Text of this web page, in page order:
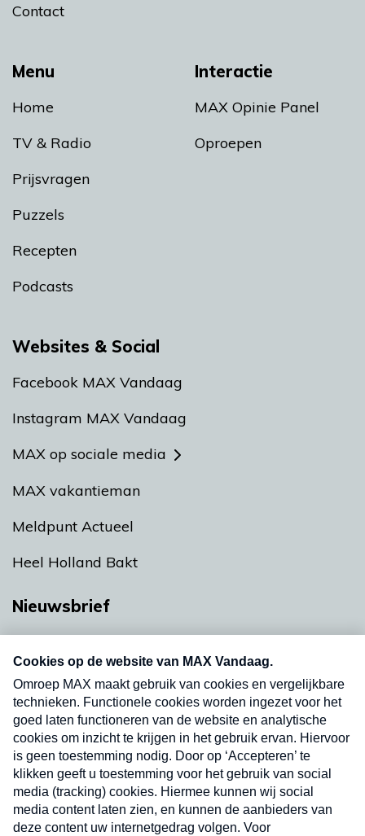
Menu
Home
TV & Radio
Prijsvragen
Puzzels
Recepten
Podcasts
Interactie
MAX Opinie Panel
Oproepen
Contact
Websites & Social
Facebook MAX Vandaag
Instagram MAX Vandaag
MAX op sociale media
MAX vakantieman
Meldpunt Actueel
Heel Holland Bakt
Nieuwsbrief
nieuwsbrief. Elke vrijdag- en dinsdagochtend in
uw mailbox.
Verzend